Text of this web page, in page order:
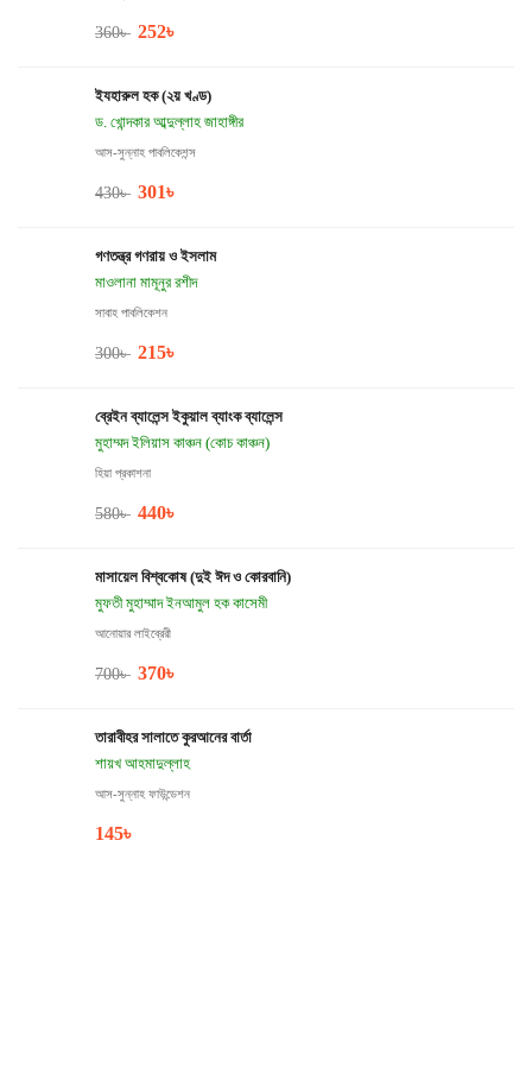
360৳ 252৳
ইযহারুল হক (২য় খণ্ড)
ড. খোন্দকার আব্দুল্লাহ জাহাঙ্গীর
আস-সুন্নাহ পাবলিকেশন্স
430৳ 301৳
গণতন্ত্র গণরায় ও ইসলাম
মাওলানা মামূনুর রশীদ
সাবাহ পাবলিকেশন
300৳ 215৳
ব্রেইন ব্যালেন্স ইকুয়াল ব্যাংক ব্যালেন্স
মুহাম্মদ ইলিয়াস কাঞ্চন (কোচ কাঞ্চন)
হিয়া প্রকাশনা
580৳ 440৳
মাসায়েল বিশ্বকোষ (দুই ঈদ ও কোরবানি)
মুফতী মুহাম্মাদ ইনআমুল হক কাসেমী
আনোয়ার লাইব্রেরী
700৳ 370৳
তারাবীহর সালাতে কুরআনের বার্তা
শায়খ আহমাদুল্লাহ
আস-সুন্নাহ ফাউন্ডেশন
145৳